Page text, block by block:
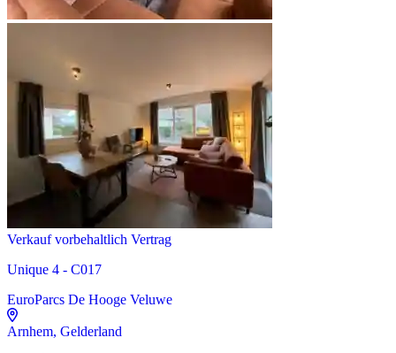
Verkauf vorbehaltlich Vertrag
Unique 4 - C017
EuroParcs De Hooge Veluwe
Arnhem, Gelderland